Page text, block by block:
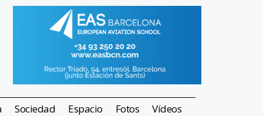
Sociedad Espacio Fotos Vídeos